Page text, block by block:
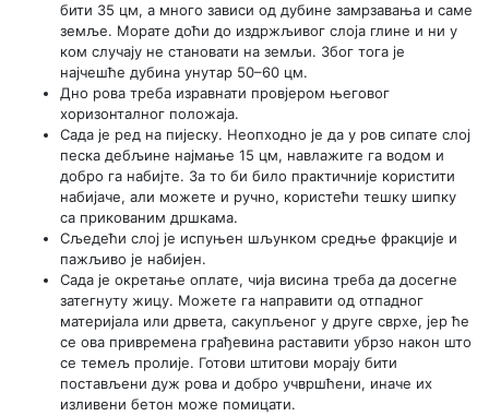
бити 35 цм, а много зависи од дубине замрзавања и саме
земље. Морате доћи до издржљивог слоја глине и ни у
ком случају не становати на земљи. Због тога је
најчешће дубина унутар 50–60 цм.
Дно рова треба изравнати провјером његовог
хоризонталног положаја.
Сада је ред на пијеску. Неопходно је да у ров сипате слој
песка дебљине најмање 15 цм, навлажите га водом и
добро га набијте. За то би било практичније користити
набијаче, али можете и ручно, користећи тешку шипку
са прикованим дршкама.
Сљедећи слој је испуњен шљунком средње фракције и
пажљиво је набијен.
Сада је окретање оплате, чија висина треба да досегне
затегнуту жицу. Можете га направити од отпадног
материјала или дрвета, сакупљеног у друге сврхе, јер ће
се ова привремена грађевина раставити убрзо након што
се темељ пролије. Готови штитови морају бити
постављени дуж рова и добро учвршћени, иначе их
изливени бетон може помицати.